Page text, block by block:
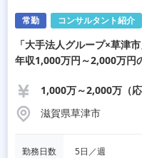
常勤 コンサルタント紹介
「大手法人グループ×草津
年収1,000万円～2,000万
1,000万～2,000万（応
滋賀県草津市
勤務日数 5日／週